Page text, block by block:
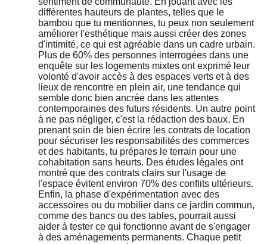
différentes hauteurs de plantes, telles que le
bambou que tu mentionnes, tu peux non seulement
améliorer l'esthétique mais aussi créer des zones
d'intimité, ce qui est agréable dans un cadre urbain.
Plus de 60% des personnes interrogées dans une
enquête sur les logements mixtes ont exprimé leur
volonté d'avoir accès à des espaces verts et à des
lieux de rencontre en plein air, une tendance qui
semble donc bien ancrée dans les attentes
contemporaines des futurs résidents. Un autre point
à ne pas négliger, c'est la rédaction des baux. En
prenant soin de bien écrire les contrats de location
pour sécuriser les responsabilités des commerces
et des habitants, tu prépares le terrain pour une
cohabitation sans heurts. Des études légales ont
montré que des contrats clairs sur l'usage de
l'espace évitent environ 70% des conflits ultérieurs.
Enfin, la phase d'expérimentation avec des
accessoires ou du mobilier dans ce jardin commun,
comme des bancs ou des tables, pourrait aussi
aider à tester ce qui fonctionne avant de s'engager
à des aménagements permanents. Chaque petit